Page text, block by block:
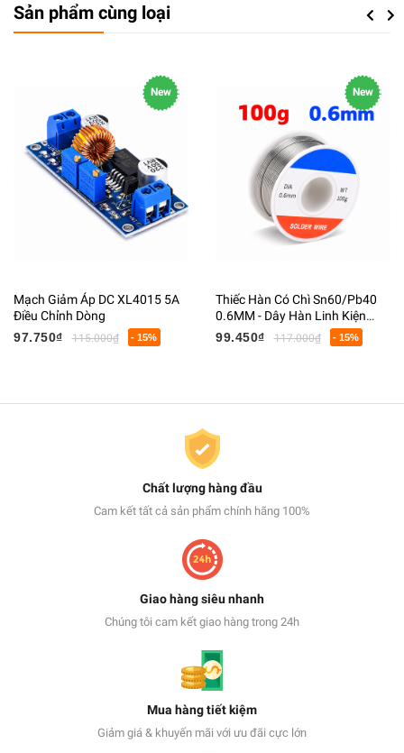
Sản phẩm cùng loại Previous
New
Mạch Giảm Áp DC XL4015 5A
Điều Chỉnh Dòng
97.750₫
115.000₫ - 15%
New
Thiếc Hàn Có Chì Sn60/Pb40
0.6MM - Dây Hàn Linh Kiện
Điện Tử Có Lõi Flux
99.450₫ 117.000₫ - 15%
Next
Chất lượng hàng đầu
Cam kết tất cả sản phẩm chính hãng 100%
Giao hàng siêu nhanh
Chúng tôi cam kết giao hàng trong 24h
Mua hàng tiết kiệm
Giảm giá & khuyến mãi với ưu đãi cực lớn